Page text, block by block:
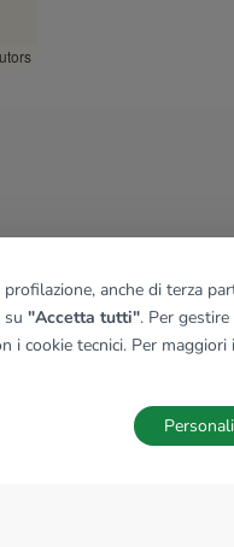
anche di terza
su "Accetta tutti". Per
i cookie tecnici. Per